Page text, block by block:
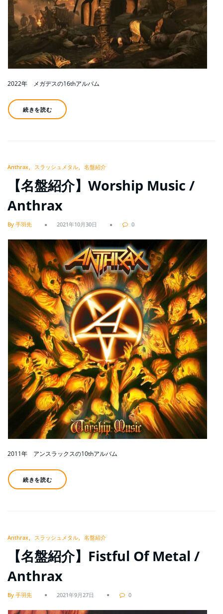
2022年 メガデスの16thアルバム
続きを読む
Anthrax スラッシュメタル 名盤紹介
【名盤紹介】Worship Music /
Anthrax
By 手羽先 2021年10月30日 0
2011年 アンスラックスの10thアルバム
続きを読む
Anthrax スラッシュメタル 名盤紹介
【名盤紹介】Fistful Of Metal /
Anthrax
By 手羽先 2021年9月27日 0